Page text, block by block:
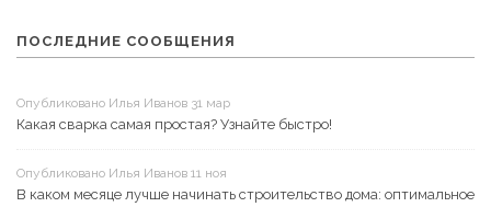
ПОСЛЕДНИЕ СООБЩЕНИЯ
Опубликовано Илья Иванов 31 мар
Какая сварка самая простая? Узнайте быстро!
Опубликовано Илья Иванов 11 ноя
В каком месяце лучше начинать строительство дома: оптимальное